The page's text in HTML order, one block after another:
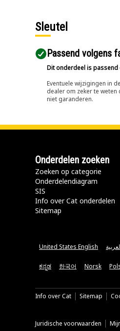
Sleutel
Passend volgens
Dit onderdeel is
Eventuele wijzigingen in
dealer om zeker te
niet garanderen.
Onderdelen zoeken
Zoeken op categorie
Onderdelendiagram
SIS
Info over Cat onderdelen
Sitemap
United States English
ಕನ್ನಡ 한국어 Norsk
Info over Cat Sitemap
Juridische voorwaarden